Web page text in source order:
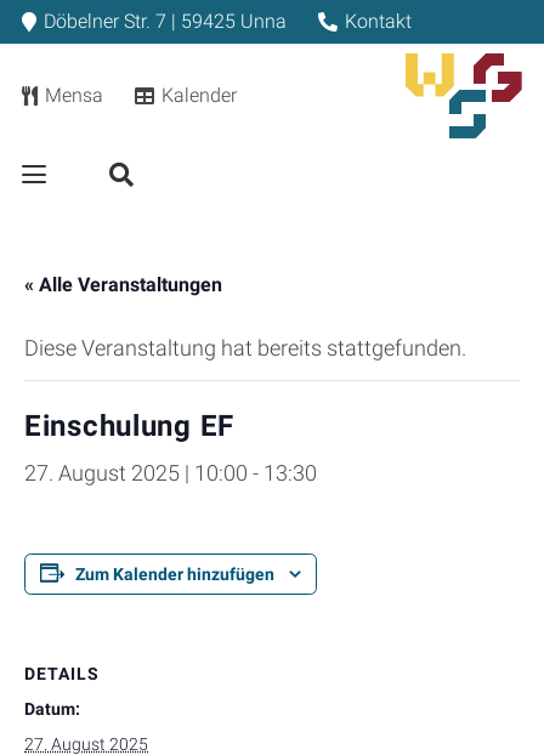
Döbelner Str. 7 | 59425 Unna Kontakt
Mensa Kalender
« Alle Veranstaltungen
Diese Veranstaltung hat bereits stattgefunden.
Einschulung EF
27. August 2025 | 10:00 - 13:30
Zum Kalender hinzufügen
DETAILS
Datum:
27. August 2025